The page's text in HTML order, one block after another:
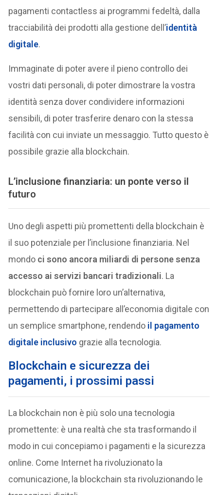
pagamenti contactless ai programmi fedeltà, dalla
tracciabilità dei prodotti alla gestione dell’identità
digitale.
Immaginate di poter avere il pieno controllo dei
vostri dati personali, di poter dimostrare la vostra
identità senza dover condividere informazioni
sensibili, di poter trasferire denaro con la stessa
facilità con cui inviate un messaggio. Tutto questo è
possibile grazie alla blockchain.
L’inclusione finanziaria: un ponte verso il
futuro
Uno degli aspetti più promettenti della blockchain è
il suo potenziale per l’inclusione finanziaria. Nel
mondo ci sono ancora miliardi di persone senza
accesso ai servizi bancari tradizionali. La
blockchain può fornire loro un’alternativa,
permettendo di partecipare all’economia digitale con
un semplice smartphone, rendendo il pagamento
digitale inclusivo grazie alla tecnologia.
Blockchain e sicurezza dei
pagamenti, i prossimi passi
La blockchain non è più solo una tecnologia
promettente: è una realtà che sta trasformando il
modo in cui concepiamo i pagamenti e la sicurezza
online. Come Internet ha rivoluzionato la
comunicazione, la blockchain sta rivoluzionando le